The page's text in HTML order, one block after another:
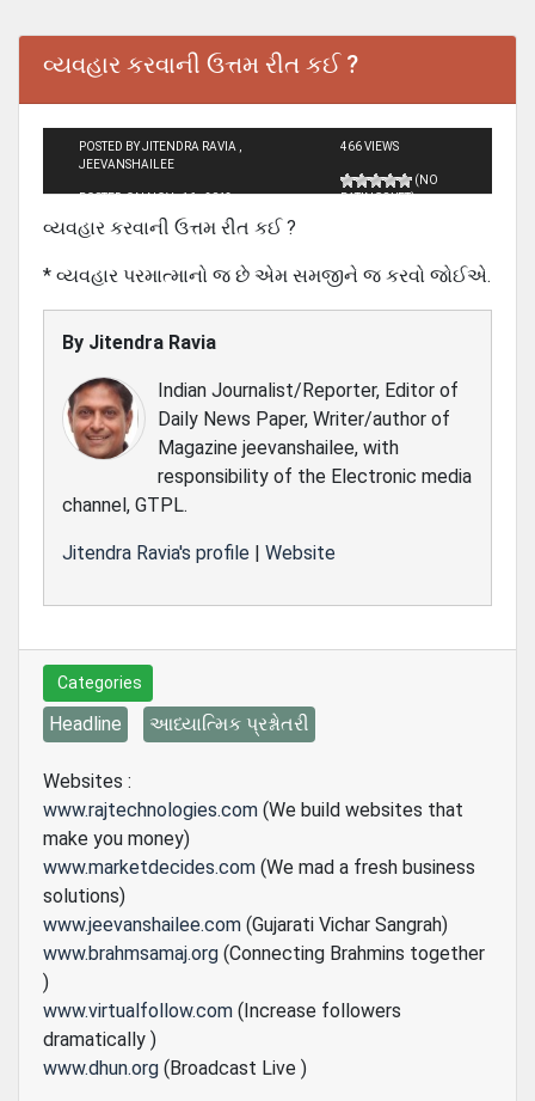
વ્યવહાર કરવાની ઉત્તમ રીત કઈ ?
POSTED BY JITENDRA RAVIA ,
JEEVANSHAILEE
POSTED ON NOV - 16 - 2013
466 VIEWS
(NO
RATINGS YET)
વ્યવહાર કરવાની ઉત્તમ રીત કઈ ?
* વ્યવહાર પરમાત્માનો જ છે એમ સમજીને જ કરવો જોઈએ.
By Jitendra Ravia
Indian Journalist/Reporter, Editor of
Daily News Paper, Writer/author of
Magazine jeevanshailee, with
responsibility of the Electronic media
channel, GTPL.
Jitendra Ravia's profile | Website
Categories
Headline આધ્યાત્મિક પ્રશ્નોતરી
Websites :
www.rajtechnologies.com (We build websites that
make you money)
www.marketdecides.com (We mad a fresh business
solutions)
www.jeevanshailee.com (Gujarati Vichar Sangrah)
www.brahmsamaj.org (Connecting Brahmins together
)
www.virtualfollow.com (Increase followers
dramatically )
www.dhun.org (Broadcast Live )